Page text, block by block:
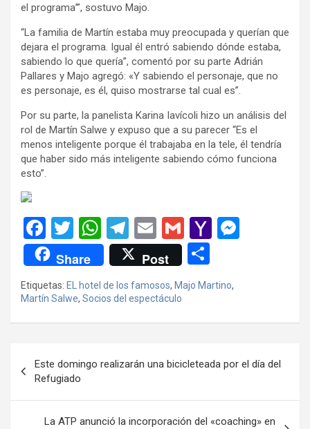
el programa’”, sostuvo Majo.
“La familia de Martín estaba muy preocupada y querían que
dejara el programa. Igual él entró sabiendo dónde estaba,
sabiendo lo que quería”, comentó por su parte Adrián
Pallares y Majo agregó: «Y sabiendo el personaje, que no
es personaje, es él, quiso mostrarse tal cual es”.
Por su parte, la panelista Karina Iavícoli hizo un análisis del
rol de Martín Salwe y expuso que a su parecer “Es el
menos inteligente porque él trabajaba en la tele, él tendría
que haber sido más inteligente sabiendo cómo funciona
esto”.
F
a
ce
b
o
k
T
wi
tt
er
W
h
at
s
A
p
T
el
e
gr
a
E
m
ail
G
m
ail
Y
o
o
ail
g
Share Post
o
m
p
tir
Etiquetas: EL hotel de los famosos, Majo Martino,
Martín Salwe, Socios del espectáculo
de
entradas
Este domingo realizarán una bicicleteada por el día del
Refugiado
La ATP anunció la incorporación del «coaching» en